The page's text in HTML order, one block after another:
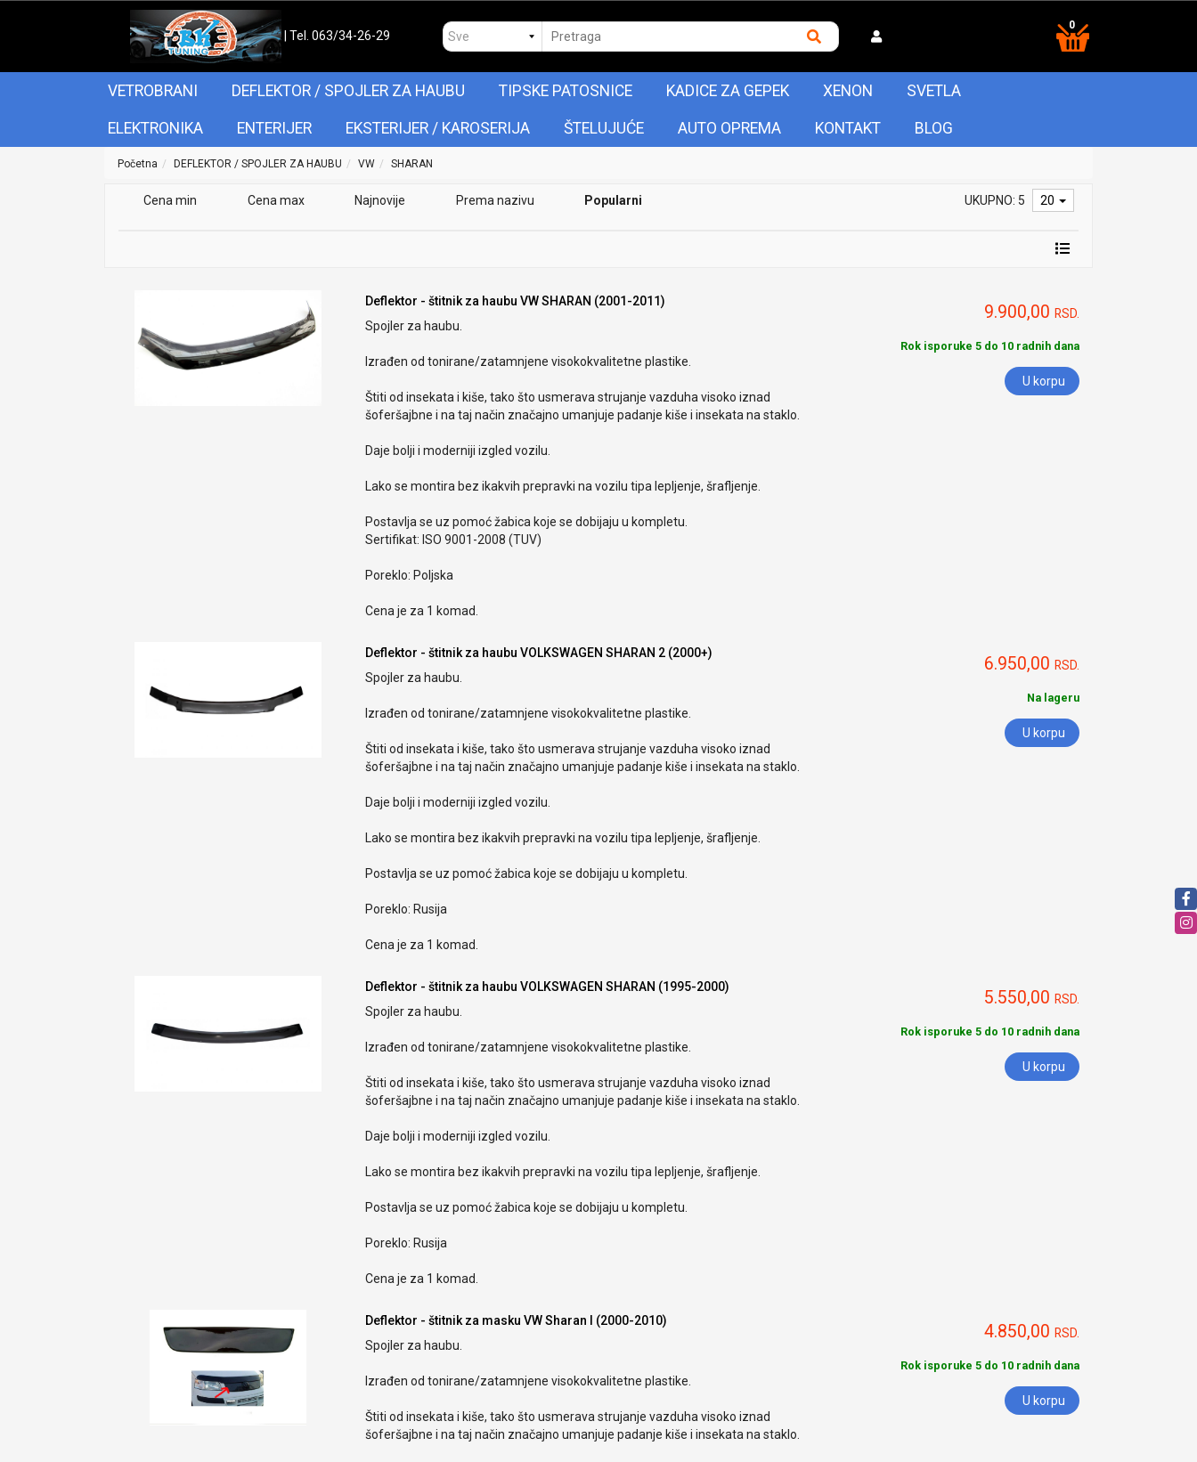
| Tel. 063/34-26-29
0
VETROBRANI DEFLEKTOR / SPOJLER ZA HAUBU TIPSKE PATOSNICE KADICE ZA GEPEK XENON SVETLA
ELEKTRONIKA ENTERIJER EKSTERIJER / KAROSERIJA ŠTELUJUĆE AUTO OPREMA KONTAKT BLOG
Početna DEFLEKTOR / SPOJLER ZA HAUBU VW SHARAN
Cena min Cena max Najnovije Prema nazivu Popularni UKUPNO: 5 20
Deflektor - štitnik za haubu VW SHARAN (2001-2011)
Spojler za haubu.
Izrađen od tonirane/zatamnjene visokokvalitetne plastike.
Štiti od insekata i kiše, tako što usmerava strujanje vazduha visoko iznad
šoferšajbne i na taj način značajno umanjuje padanje kiše i insekata na staklo.
Daje bolji i moderniji izgled vozilu.
Lako se montira bez ikakvih prepravki na vozilu tipa lepljenje, šrafljenje.
Postavlja se uz pomoć žabica koje se dobijaju u kompletu.
Sertifikat: ISO 9001-2008 (TUV)
Poreklo: Poljska
Cena je za 1 komad.
9.900,00 RSD.
Rok isporuke 5 do 10 radnih dana
U korpu
Deflektor - štitnik za haubu VOLKSWAGEN SHARAN 2 (2000+)
Spojler za haubu.
Izrađen od tonirane/zatamnjene visokokvalitetne plastike.
Štiti od insekata i kiše, tako što usmerava strujanje vazduha visoko iznad
šoferšajbne i na taj način značajno umanjuje padanje kiše i insekata na staklo.
Daje bolji i moderniji izgled vozilu.
Lako se montira bez ikakvih prepravki na vozilu tipa lepljenje, šrafljenje.
Postavlja se uz pomoć žabica koje se dobijaju u kompletu.
Poreklo: Rusija
Cena je za 1 komad.
6.950,00 RSD.
Na lageru
U korpu
Deflektor - štitnik za haubu VOLKSWAGEN SHARAN (1995-2000)
Spojler za haubu.
Izrađen od tonirane/zatamnjene visokokvalitetne plastike.
Štiti od insekata i kiše, tako što usmerava strujanje vazduha visoko iznad
šoferšajbne i na taj način značajno umanjuje padanje kiše i insekata na staklo.
Daje bolji i moderniji izgled vozilu.
Lako se montira bez ikakvih prepravki na vozilu tipa lepljenje, šrafljenje.
Postavlja se uz pomoć žabica koje se dobijaju u kompletu.
Poreklo: Rusija
Cena je za 1 komad.
5.550,00 RSD.
Rok isporuke 5 do 10 radnih dana
U korpu
Deflektor - štitnik za masku VW Sharan I (2000-2010)
Spojler za haubu.
Izrađen od tonirane/zatamnjene visokokvalitetne plastike.
Štiti od insekata i kiše, tako što usmerava strujanje vazduha visoko iznad
šoferšajbne i na taj način značajno umanjuje padanje kiše i insekata na staklo.
4.850,00 RSD.
Rok isporuke 5 do 10 radnih dana
U korpu